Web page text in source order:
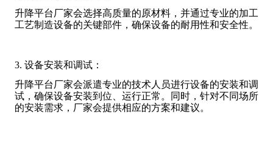
升降平台厂家会选择高质量的原材料，并通过专业的加工
工艺制造设备的关键部件，确保设备的耐用性和安全性。
3. 设备安装和调试：
升降平台厂家会派遣专业的技术人员进行设备的安装和调
试，确保设备安装到位、运行正常。同时，针对不同场所
的安装需求，厂家会提供相应的方案和建议。